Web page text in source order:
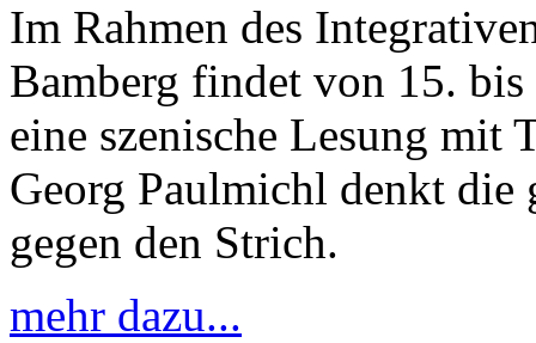
Im Rahmen des
Bamberg findet von 15.
eine szenische Lesung mit
Georg Paulmichl denkt die
gegen den Strich.
mehr dazu...